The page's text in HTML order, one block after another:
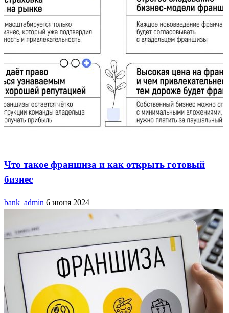
Что такое франшиза и как открыть готовый
бизнес
bank_admin 6 июня 2024